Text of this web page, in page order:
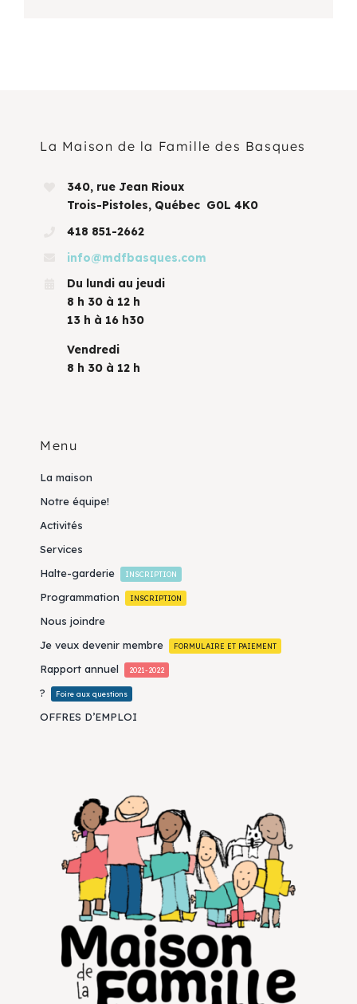
La Maison de la Famille des Basques
340, rue Jean Rioux
Trois-Pistoles, Québec G0L 4K0
418 851-2662
info@mdfbasques.com
Du lundi au jeudi
8 h 30 à 12 h
13 h à 16 h30
Vendredi
8 h 30 à 12 h
Menu
La maison
Notre équipe!
Activités
Services
Halte-garderie
INSCRIPTION
Programmation INSCRIPTION
Nous joindre
Je veux devenir membre
FORMULAIRE ET PAIEMENT
Rapport annuel 2021-2022
? Foire aux questions
OFFRES D’EMPLOI